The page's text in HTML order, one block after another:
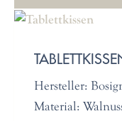
Hersteller:
Material: